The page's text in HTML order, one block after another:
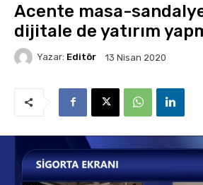
Acente masa-sandalye
dijitale de yatırım
Yazar: Editör 13 Nisan 2020